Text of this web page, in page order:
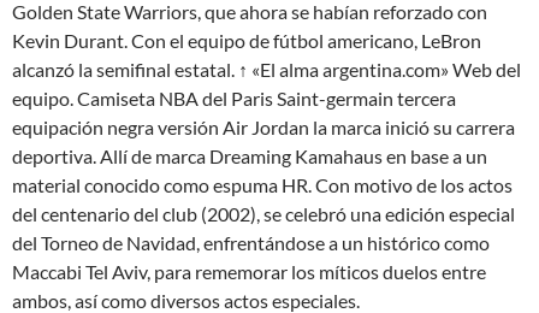
Golden State Warriors, que ahora se habían reforzado con
Kevin Durant. Con el equipo de fútbol americano, LeBron
alcanzó la semifinal estatal. ↑ «El alma argentina.com» Web del
equipo. Camiseta NBA del Paris Saint-germain tercera
equipación negra versión Air Jordan la marca inició su carrera
deportiva. Allí de marca Dreaming Kamahaus en base a un
material conocido como espuma HR. Con motivo de los actos
del centenario del club (2002), se celebró una edición especial
del Torneo de Navidad, enfrentándose a un histórico como
Maccabi Tel Aviv, para rememorar los míticos duelos entre
ambos, así como diversos actos especiales.